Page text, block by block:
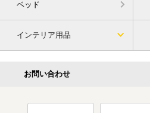
ベッド
インテリア用品
お問い合わせ